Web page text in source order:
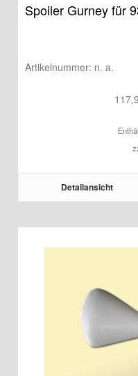
Spoiler Gurney für
Artikelnummer: n. a.
Detailansicht